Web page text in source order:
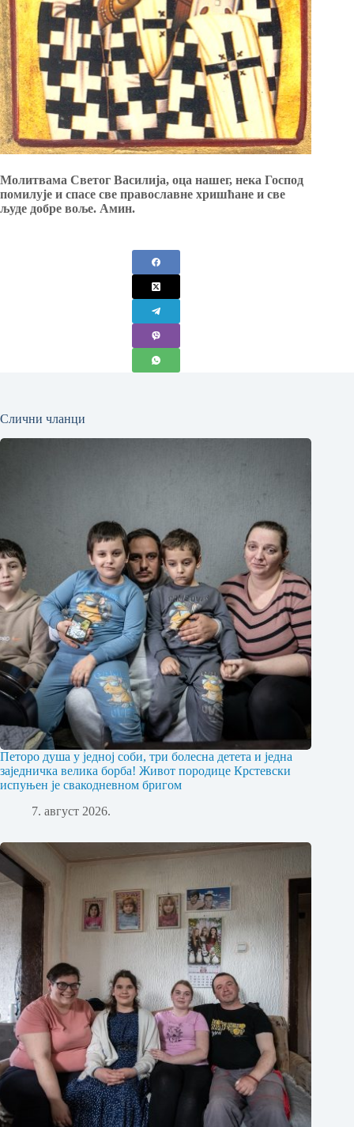
Молитвама Светог Василија, оца нашег, нека Господ
помилује и спасе све православне хришћане и све
људе добре воље. Амин.
Слични чланци
Петоро душа у једној соби, три болесна детета и једна
заједничка велика борба! Живот породице Крстевски
испуњен је свакодневном бригом
7. август 2026.